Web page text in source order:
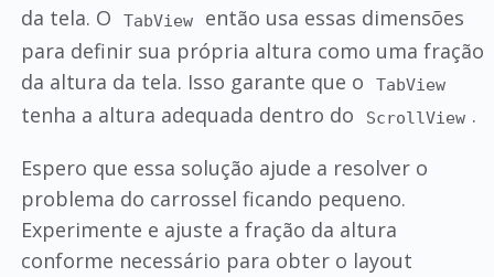
da tela. O
TabView
então usa essas dimensões
para definir sua própria altura como uma fração
da altura da tela. Isso garante que o
TabView
tenha a altura adequada dentro do ScrollView .
Espero que essa solução ajude a resolver o
problema do carrossel ficando pequeno.
Experimente e ajuste a fração da altura
conforme necessário para obter o layout